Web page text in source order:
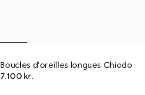
Boucles d'oreilles longues Chiodo
7.100 kr.